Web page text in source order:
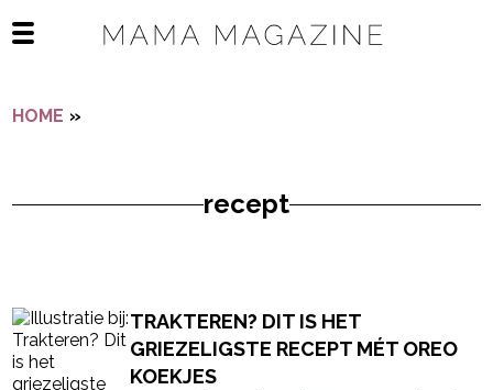
Open het mobiele menu
HOME »
recept
TRAKTEREN? DIT IS HET
GRIEZELIGSTE RECEPT MÉT OREO
KOEKJES